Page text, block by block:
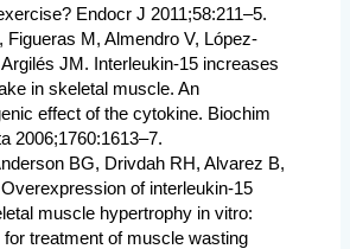
Endocr J 2011;58:211–5.
Figueras M, Almendro V, López-
JM. Interleukin-15 increases
in skeletal muscle. An
effect of the cytokine. Biochim
2006;1760:1613–7.
BG, Drivdah RH, Alvarez B,
of interleukin-15
muscle hypertrophy in vitro:
for treatment of muscle wasting